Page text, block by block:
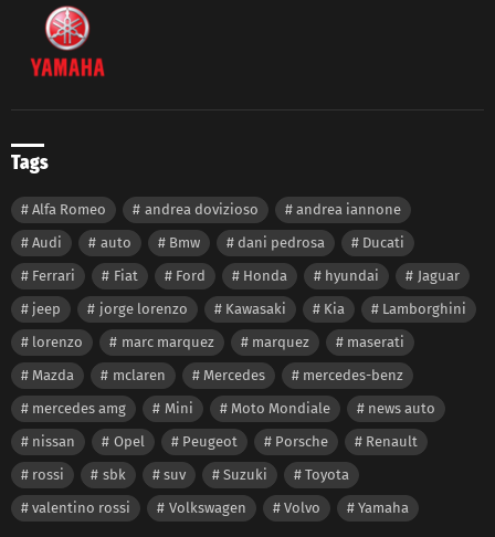
Tags
Alfa Romeo andrea dovizioso
andrea iannone
Audi
auto Bmw dani pedrosa
Ducati
Ferrari
Fiat Ford Honda hyundai
Jaguar
jeep
jorge lorenzo Kawasaki Kia
Lamborghini
lorenzo
marc marquez marquez
maserati
Mazda
mclaren Mercedes
mercedes-benz
mercedes amg
Mini Moto Mondiale
news auto
nissan
Opel Peugeot Porsche
Renault
rossi
sbk suv Suzuki
Toyota
valentino rossi
Volkswagen Volvo Yamaha